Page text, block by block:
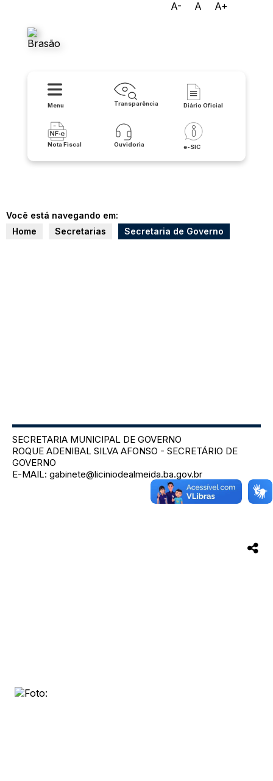
A- A A+
Menu Transparência Diário Oficial
Nota Fiscal Ouvidoria e-SIC
Você está navegando em:
Home
Secretarias Secretaria de Governo
SECRETARIA MUNICIPAL DE GOVERNO
ROQUE ADENIBAL SILVA AFONSO - SECRETÁRIO DE
GOVERNO
E-MAIL: gabinete@liciniodealmeida.ba.gov.br